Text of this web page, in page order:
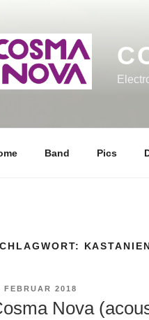
Band Pics
FEBRUAR 2018
Nova